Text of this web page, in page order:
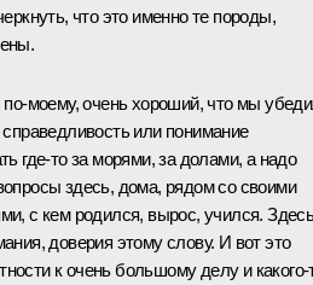
что это именно те породы,
по‑моему, очень хороший, что мы
или понимание
где‑то за морями, за долами, а надо
здесь, дома, рядом со своими
с кем родился, вырос, учился.
доверия этому слову. И вот это
к очень большому делу и